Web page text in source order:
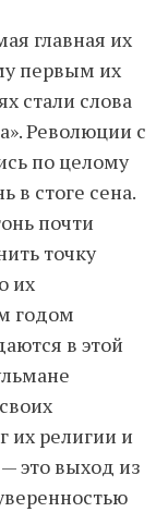
главная их
первым их
стали слова
Революции с
по целому
в стоге сена.
почти
точку
их
годом
в этой
их религии и
это выход из